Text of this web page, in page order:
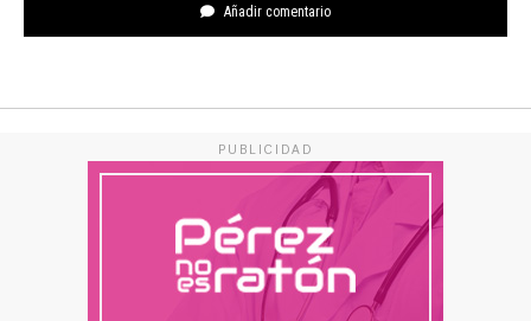
Añadir comentario
PUBLICIDAD